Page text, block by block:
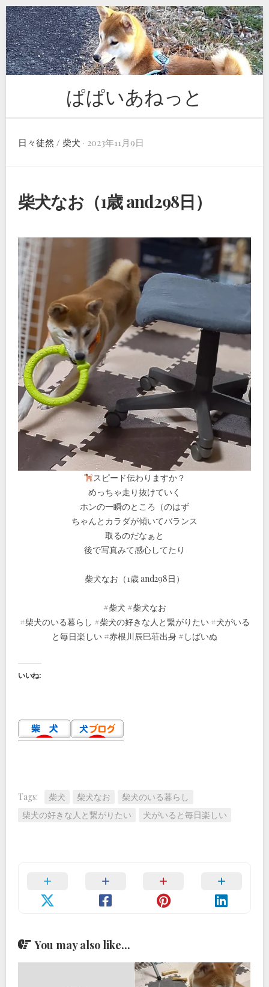
Skip
to
content
ぱぱいあねっと
日々徒然 / 柴犬 · 2023年11月9日
柴犬なお（1歳 and298日）
スピード伝わりますか？
めっちゃ走り抜けていく
ホンの一瞬のところ（のはず
ちゃんとカラダが傾いてバランス
取るのだなぁと
後で写真みて感心してたり
柴犬なお（1歳 and298日）
#柴犬 #柴犬なお
#柴犬のいる暮らし #柴犬の好きな人と繋がりたい #犬がいる
と毎日楽しい #赤根川辰巳荘出身 #しばいぬ
いいね:
Tags: 柴犬 柴犬なお
柴犬のいる暮らし
柴犬の好きな人と繋がりたい
犬がいると毎日楽しい
You may also like...